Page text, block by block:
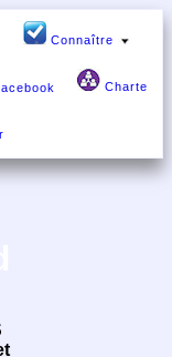
Connaître
Charte